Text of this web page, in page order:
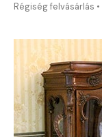
Régiség felvásárlás •